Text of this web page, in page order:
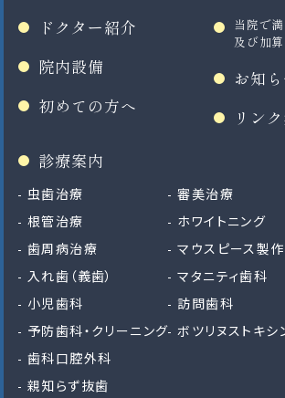
ドクター紹介
院内設備
初めての方へ
当院で
及び加
お知
リン
診療案内
虫歯治療
根管治療
歯周病治療
入れ歯（義歯）
小児歯科
予防歯科・クリーニング
歯科口腔外科
親知らず抜歯
審美治療
ホワイトニング
マウスピース製作
マタニティ歯科
訪問歯科
ボツリヌストキシ